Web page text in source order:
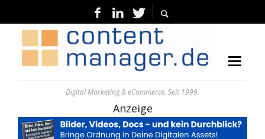
Digital Marketing & eCommerce. Seit 1999.
Anzeige